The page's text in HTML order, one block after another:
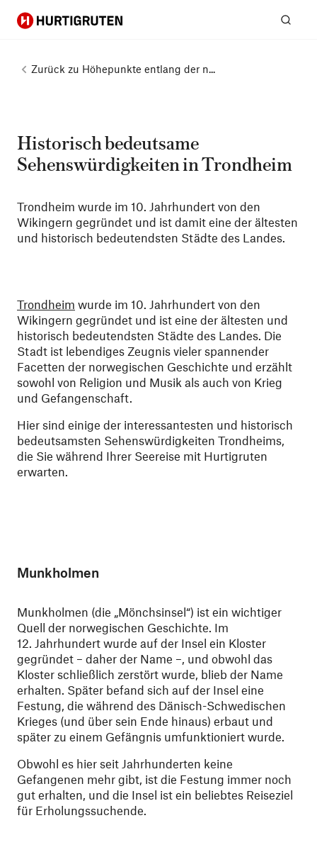
Hurtigruten
Zurück zu Höhepunkte entlang der n...
Historisch bedeutsame
Sehenswürdigkeiten in Trondheim
Trondheim wurde im 10. Jahrhundert von den
Wikingern gegründet und ist damit eine der ältesten
und historisch bedeutendsten Städte des Landes.
Trondheim wurde im 10. Jahrhundert von den
Wikingern gegründet und ist eine der ältesten und
historisch bedeutendsten Städte des Landes. Die
Stadt ist lebendiges Zeugnis vieler spannender
Facetten der norwegischen Geschichte und erzählt
sowohl von Religion und Musik als auch von Krieg
und Gefangenschaft.
Hier sind einige der interessantesten und historisch
bedeutsamsten Sehenswürdigkeiten Trondheims,
die Sie während Ihrer Seereise mit Hurtigruten
erwarten.
Munkholmen
Munkholmen (die „Mönchsinsel“) ist ein wichtiger
Quell der norwegischen Geschichte. Im
12. Jahrhundert wurde auf der Insel ein Kloster
gegründet – daher der Name –, und obwohl das
Kloster schließlich zerstört wurde, blieb der Name
erhalten. Später befand sich auf der Insel eine
Festung, die während des Dänisch-Schwedischen
Krieges (und über sein Ende hinaus) erbaut und
später zu einem Gefängnis umfunktioniert wurde.
Obwohl es hier seit Jahrhunderten keine
Gefangenen mehr gibt, ist die Festung immer noch
gut erhalten, und die Insel ist ein beliebtes Reiseziel
für Erholungssuchende.